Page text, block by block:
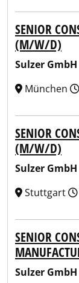
SENIOR
(M/W/D)
Sulzer GmbH
München
SENIOR
(M/W/D)
Sulzer GmbH
Stuttgart
SENIOR
Sulzer GmbH